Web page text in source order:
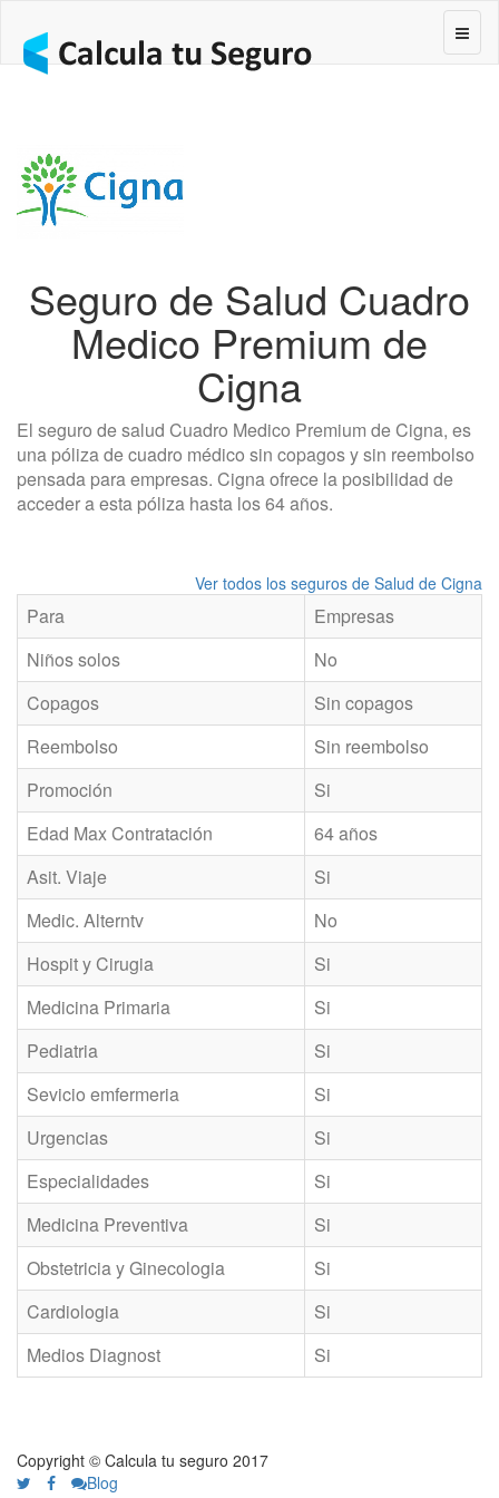
Seguro de Salud Cuadro
Medico Premium de
Cigna
El seguro de salud Cuadro Medico Premium de Cigna, es
una póliza de cuadro médico sin copagos y sin reembolso
pensada para empresas. Cigna ofrece la posibilidad de
acceder a esta póliza hasta los 64 años.
Ver todos los seguros de Salud de Cigna
Para
Empresas
Niños solos
No
Copagos
Sin copagos
Reembolso
Sin reembolso
Promoción
Si
Edad Max Contratación
64 años
Asit. Viaje
Si
Medic. Alterntv
No
Hospit y Cirugia
Si
Medicina Primaria
Si
Pediatria
Si
Sevicio emfermeria
Si
Urgencias
Si
Especialidades
Si
Medicina Preventiva
Si
Obstetricia y Ginecologia
Si
Cardiologia
Si
Medios Diagnost
Si
Copyright © Calcula tu seguro 2017
Blog